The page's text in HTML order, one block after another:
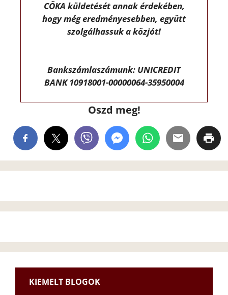
CÖKA küldetését annak érdekében,
hogy még eredményesebben, együtt
szolgálhassuk a közjót!
Bankszámlaszámunk: UNICREDIT
BANK 10918001-00000064-35950004
Oszd meg!
KIEMELT BLOGOK